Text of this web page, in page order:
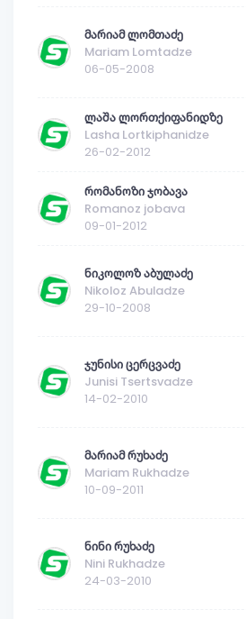
მარიამ ლომთაძე
Mariam Lomtadze
06-05-2008
ლაშა ლორთქიფანიდზე
Lasha Lortkiphanidze
26-02-2012
რომანოზი ჯობავა
Romanoz jobava
09-01-2012
ნიკოლოზ აბულაძე
Nikoloz Abuladze
29-10-2008
ჯუნისი ცერცვაძე
Junisi Tsertsvadze
14-02-2010
მარიამ რუხაძე
Mariam Rukhadze
10-09-2011
ნინი რუხაძე
Nini Rukhadze
24-03-2010